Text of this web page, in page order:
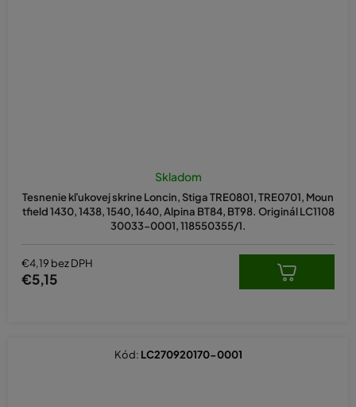
Tesnenie kľukovej skrine Loncin, Stiga TRE0801, TRE0701, Moun
tfield 1430, 1438, 1540, 1640, Alpina BT84, BT98. Originál LC1108
30033-0001, 118550355/1.
Skladom
€4,19 bez DPH
€5,15
Kód: LC270920170-0001